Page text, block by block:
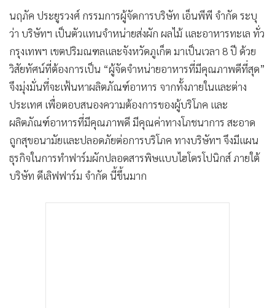
News1
• Gotomanager
นฤภัค ประยูรวงศ์ กรรมการผู้จัดการบริษัท เอ็นพีพี จำกัด ระบุ
ว่า บริษัทฯ เป็นตัวแทนจำหน่ายส่งผัก ผลไม้ และอาหารทะเล ทั่ว
กรุงเทพฯ เขตปริมณฑลและจังหวัดภูเก็ต มาเป็นเวลา 8 ปี ด้วย
วิสัยทัศน์ที่ต้องการเป็น “ผู้จัดจำหน่ายอาหารที่มีคุณภาพดีที่สุด”
จึงมุ่งมั่นที่จะเฟ้นหาผลิตภัณฑ์อาหาร จากทั้งภายในและต่าง
ประเทศ เพื่อตอบสนองความต้องการของผู้บริโภค และ
ผลิตภัณฑ์อาหารที่มีคุณภาพดี มีคุณค่าทางโภชนาการ สะอาด
ถูกสุขอนามัยและปลอดภัยต่อการบริโภค ทางบริษัทฯ จึงมีแผน
ธุรกิจในการทำฟาร์มผักปลอดสารพิษแบบไฮโดรโปนิกส์ ภายใต้
บริษัท ดีเลิฟฟาร์ม จำกัด นี้ขึ้นมาก